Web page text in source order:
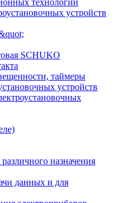
технологий
устройств
SCHUKO
таймеры
устройств
назначения
данных и для